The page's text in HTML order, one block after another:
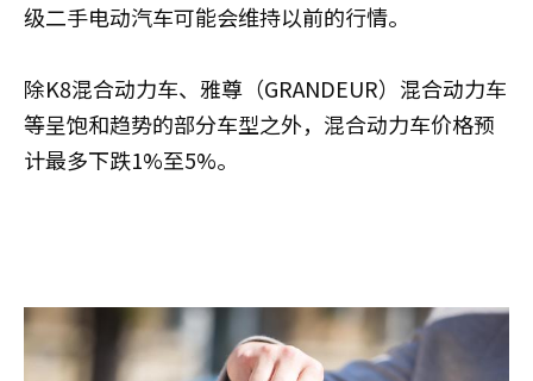
级二手电动汽车可能会维持以前的行情。
除K8混合动力车、雅尊（GRANDEUR）混合动力车
等呈饱和趋势的部分车型之外，混合动力车价格预
计最多下跌1%至5%。